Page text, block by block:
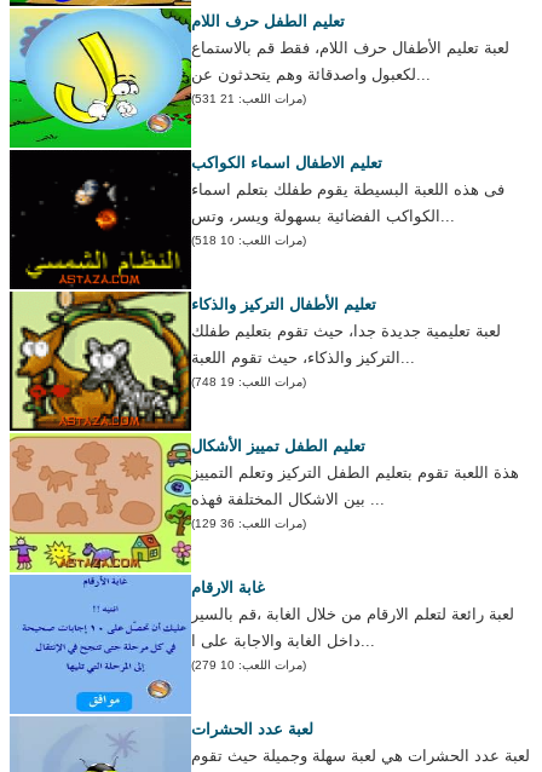
تعليم الطفل حرف اللام
لعبة تعليم الأطفال حرف اللام، فقط قم بالاستماع
لكعبول واصدقائة وهم يتحدثون عن...
(مرات اللعب: 21 531)
تعليم الاطفال اسماء الكواكب
فى هذه اللعبة البسيطة يقوم طفلك بتعلم اسماء
الكواكب الفضائية بسهولة ويسر، وتس...
(مرات اللعب: 10 518)
تعليم الأطفال التركيز والذكاء
لعبة تعليمية جديدة جدا، حيث تقوم بتعليم طفلك
التركيز والذكاء، حيث تقوم اللعبة...
(مرات اللعب: 19 748)
تعليم الطفل تمييز الأشكال
هذة اللعبة تقوم بتعليم الطفل التركيز وتعلم التمييز
بين الاشكال المختلفة فهذه ...
(مرات اللعب: 36 129)
غابة الارقام
لعبة رائعة لتعلم الارقام من خلال الغابة ،قم بالسير
داخل الغابة والاجابة على ا...
(مرات اللعب: 10 279)
لعبة عدد الحشرات
لعبة عدد الحشرات هي لعبة سهلة وجميلة حيث تقوم